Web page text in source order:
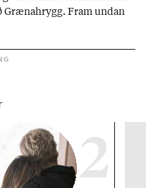
Græna­hrygg. Fram und­an
2